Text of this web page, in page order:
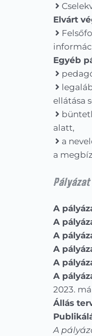
Elvárt
Egyéb
ellátása
alatt,
a
a
A
A
A
A
A
A
2023.
Állás
A